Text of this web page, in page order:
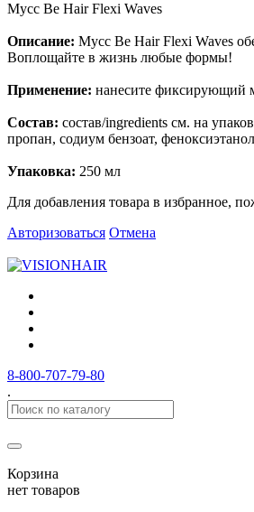
Мусс Be Hair Flexi Waves
Описание: Мусс Be Hair Flexi Waves
Воплощайте в жизнь любые формы!
Применение: нанесите фиксирующий
Состав: состав/ingredients см. на
пропан, содиум бензоат,
Упаковка: 250 мл
Для добавления товара в избранное,
Авторизоваться Отмена
8-800-707-79-80
.
Корзина
нет товаров